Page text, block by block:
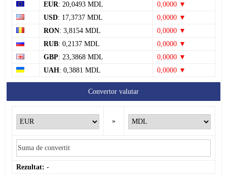
EUR: 20,0493 MDL
0,0000 ▼
USD: 17,3737 MDL
0,0000 ▼
RON: 3,8154 MDL
0,0000 ▼
RUB: 0,2137 MDL
0,0000 ▼
GBP: 23,3868 MDL
0,0000 ▼
UAH: 0,3881 MDL 0,0000 ▼
Convertor valutar
»
Rezultat: -